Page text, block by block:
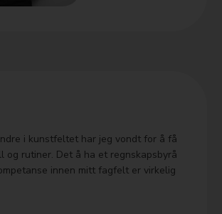
i kunstfeltet har jeg vondt for å få
og rutiner. Det å ha et regnskapsbyrå
innen mitt fagfelt er virkelig